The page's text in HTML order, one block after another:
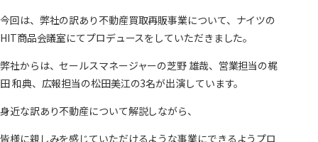
今回は、弊社の訳あり不動産買取再販事業について、ナイツの
HIT商品会議室にてプロデュースをしていただきました。
弊社からは、セールスマネージャーの芝野 雄哉、営業担当の梶
田 和典、広報担当の松田美江の3名が出演しています。
身近な訳あり不動産について解説しながら、
皆様に親しみを感じていただけるような事業にできるようプロ